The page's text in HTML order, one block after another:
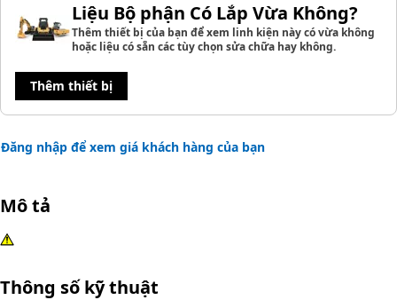
Liệu Bộ phận Có Lắp Vừa Không?
Thêm thiết bị của bạn để xem linh kiện này có vừa không
hoặc liệu có sẵn các tùy chọn sửa chữa hay không.
Thêm thiết bị
Đăng nhập để xem giá khách hàng của bạn
Mô tả
Thông số kỹ thuật